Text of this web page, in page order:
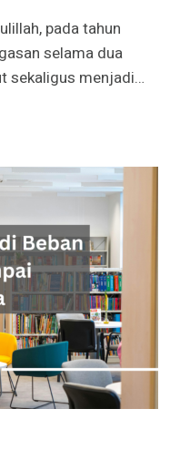
pada tahun
selama dua
sekaligus menjadi…